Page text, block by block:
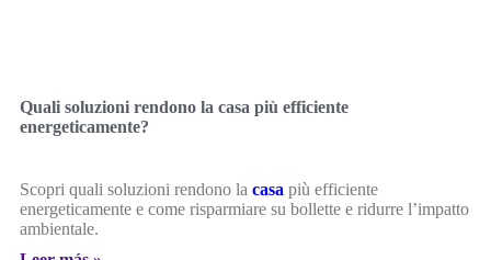
Quali soluzioni rendono la casa più efficiente
energeticamente?
Scopri quali soluzioni rendono la casa più efficiente
energeticamente e come risparmiare su bollette e ridurre l’impatto
ambientale.